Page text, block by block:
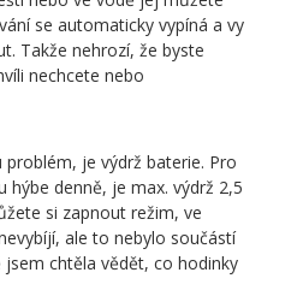
se automaticky vypíná a vy
Takže nehrozí, že byste
nechcete nebo
je výdrž baterie. Pro
hýbe denně, je max. výdrž 2,5
si zapnout režim, ve
ale to nebylo součástí
chtěla vědět, co hodinky